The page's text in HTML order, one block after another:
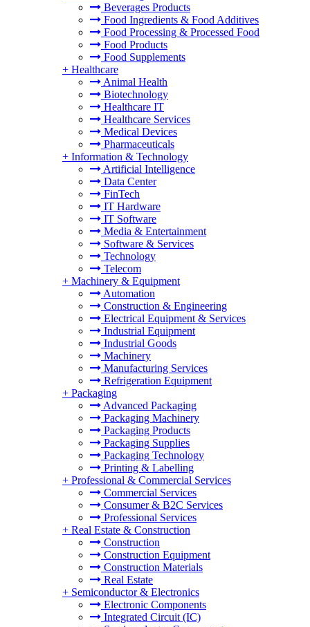
Beverages Products
Food Ingredients & Food Additives
Food Processing & Processed Food
Food Products
Food Supplements
+ Healthcare
Animal Health
Biotechnology
Healthcare IT
Healthcare Services
Medical Devices
Pharmaceuticals
+ Information & Technology
Artificial Intelligence
Data Center
FinTech
IT Hardware
IT Software
Media & Entertainment
Software & Services
Technology
Telecom
+ Machinery & Equipment
Automation
Construction & Engineering
Electrical Equipment & Services
Industrial Equipment
Industrial Goods
Machinery
Manufacturing Services
Refrigeration Equipment
+ Packaging
Advanced Packaging
Packaging Machinery
Packaging Products
Packaging Supplies
Packaging Technology
Printing & Labelling
+ Professional & Commercial Services
Commercial Services
Consumer & B2C Services
Professional Services
+ Real Estate & Construction
Construction
Construction Equipment
Construction Materials
Real Estate
+ Semiconductor & Electronics
Electronic Components
Integrated Circuit (IC)